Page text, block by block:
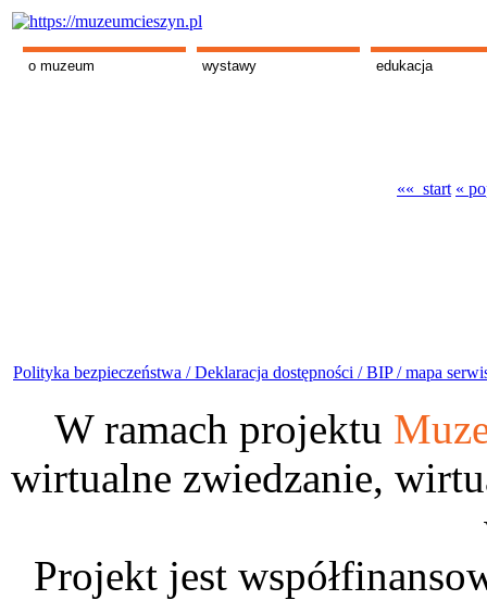
o muzeum wystawy edukacja
«« start «
Polityka bezpieczeństwa /Deklaracja dostępności /BIP /mapa
W ramach projektu
wirtualne zwiedzanie,
Projekt jest